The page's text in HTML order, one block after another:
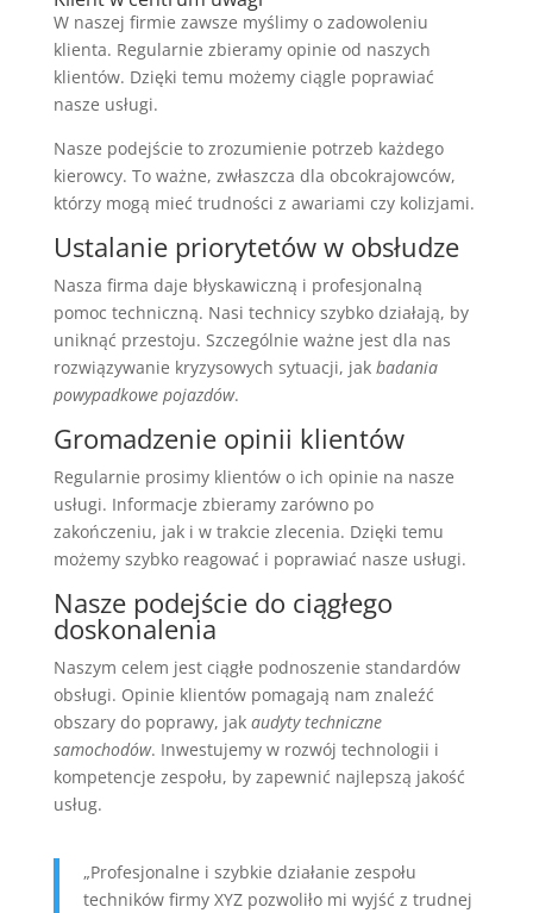
W naszej firmie zawsze myślimy o zadowoleniu
klienta. Regularnie zbieramy opinie od naszych
klientów. Dzięki temu możemy ciągle poprawiać
nasze usługi.
Nasze podejście to zrozumienie potrzeb każdego
kierowcy. To ważne, zwłaszcza dla obcokrajowców,
którzy mogą mieć trudności z awariami czy kolizjami.
Ustalanie priorytetów w obsłudze
Nasza firma daje błyskawiczną i profesjonalną
pomoc techniczną. Nasi technicy szybko działają, by
uniknąć przestoju. Szczególnie ważne jest dla nas
rozwiązywanie kryzysowych sytuacji, jak badania
powypadkowe pojazdów.
Gromadzenie opinii klientów
Regularnie prosimy klientów o ich opinie na nasze
usługi. Informacje zbieramy zarówno po
zakończeniu, jak i w trakcie zlecenia. Dzięki temu
możemy szybko reagować i poprawiać nasze usługi.
Nasze podejście do ciągłego
doskonalenia
Naszym celem jest ciągłe podnoszenie standardów
obsługi. Opinie klientów pomagają nam znaleźć
obszary do poprawy, jak audyty techniczne
samochodów. Inwestujemy w rozwój technologii i
kompetencje zespołu, by zapewnić najlepszą jakość
usług.
„Profesjonalne i szybkie działanie zespołu
techników firmy XYZ pozwoliło mi wyjść z trudnej